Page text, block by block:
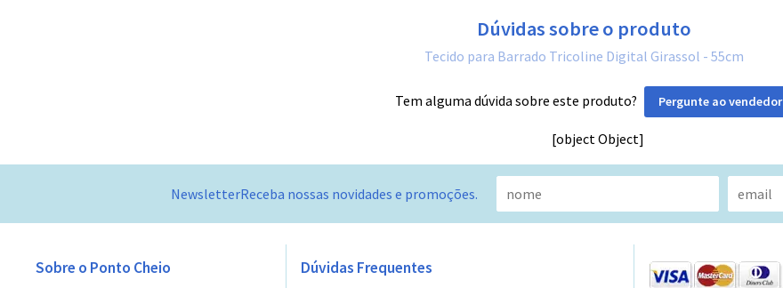
Dúvidas sobre o produto
Tecido para Barrado Tricoline Digital Girassol - 55cm
Tem alguma dúvida sobre este produto? Pergunte ao vendedor
[object Object]
NewsletterReceba nossas novidades e promoções.
Sobre o Ponto Cheio Dúvidas Frequentes